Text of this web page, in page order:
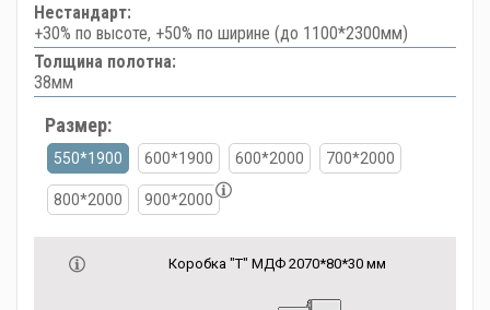
Нестандарт:
+30% по высоте, +50% по ширине (до 1100*2300мм)
Толщина полотна:
38мм
Размер:
550*1900 600*1900 600*2000 700*2000
800*2000 900*2000
Коробка "Т" МДФ 2070*80*30 мм